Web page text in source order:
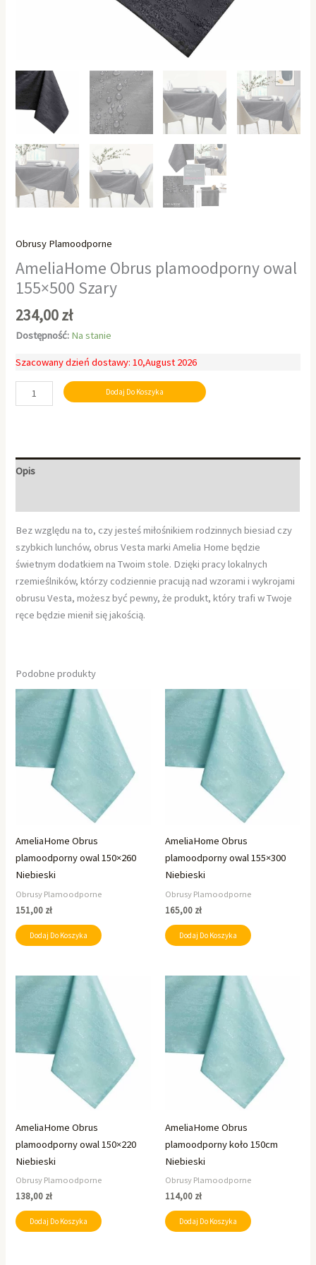
Obrusy Plamoodporne
AmeliaHome Obrus plamoodporny owal
155×500 Szary
234,00zł
Dostępność: Na stanie
Szacowany dzień dostawy: 10,August 2026
Dodaj Do Koszyka
Opis
Bez względu na to, czy jesteś miłośnikiem rodzinnych biesiad czy
szybkich lunchów, obrus Vesta marki Amelia Home będzie
świetnym dodatkiem na Twoim stole. Dzięki pracy lokalnych
rzemieślników, którzy codziennie pracują nad wzorami i wykrojami
obrusu Vesta, możesz być pewny, że produkt, który trafi w Twoje
ręce będzie mienił się jakością.
Podobne produkty
AmeliaHome Obrus
plamoodporny owal 150×260
Niebieski
Obrusy Plamoodporne
151,00 zł
Dodaj Do Koszyka
AmeliaHome Obrus
plamoodporny owal 155×300
Niebieski
Obrusy Plamoodporne
165,00 zł
Dodaj Do Koszyka
AmeliaHome Obrus
plamoodporny owal 150×220
Niebieski
Obrusy Plamoodporne
138,00 zł
Dodaj Do Koszyka
AmeliaHome Obrus
plamoodporny koło 150cm
Niebieski
Obrusy Plamoodporne
114,00 zł
Dodaj Do Koszyka